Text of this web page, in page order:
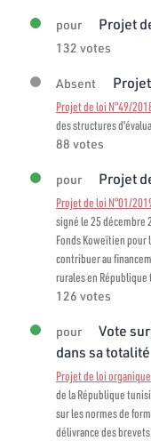
pour Projet
132 votes
Absent
Projet de loi N°49/
des structures
88 votes
pour Projet
Projet de loi N°01/
signé le 25 décembre
Fonds Koweïtien
contribuer au
rurales en
126 votes
pour
Vote
dans sa totalité
Projet de loi
de la République
sur les normes de
délivrance des